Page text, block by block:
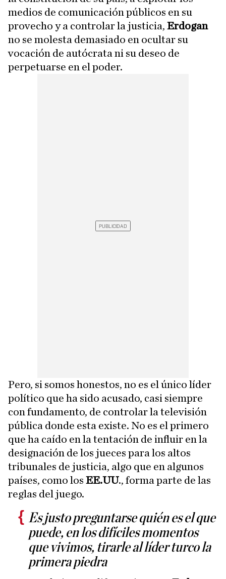
medios de comunicación públicos en su
provecho y a controlar la justicia, Erdogan
no se molesta demasiado en ocultar su
vocación de autócrata ni su deseo de
perpetuarse en el poder.
Pero, si somos honestos, no es el único líder
político que ha sido acusado, casi siempre
con fundamento, de controlar la televisión
pública donde esta existe. No es el primero
que ha caído en la tentación de influir en la
designación de los jueces para los altos
tribunales de justicia, algo que en algunos
países, como los EE.UU., forma parte de las
reglas del juego.
Es justo preguntarse quién es el que
puede, en los difíciles momentos
que vivimos, tirarle al líder turco la
primera piedra